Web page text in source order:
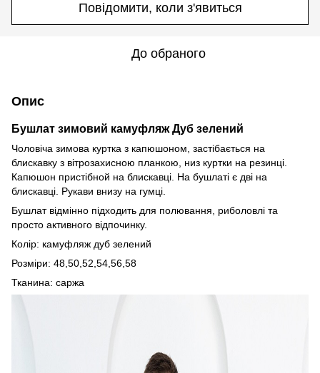
Повідомити, коли з'явиться
До обраного
Опис
Бушлат зимовий камуфляж Дуб зелений
Чоловіча зимова куртка з капюшоном, застібається на
блискавку з вітрозахисною планкою, низ куртки на резинці.
Капюшон пристібной на блискавці. На бушлаті є дві на
блискавці. Рукави внизу на гумці.
Бушлат відмінно підходить для полювання, риболовлі та
просто активного відпочинку.
Колір: камуфляж дуб зелений
Розміри: 48,50,52,54,56,58
Тканина: саржа